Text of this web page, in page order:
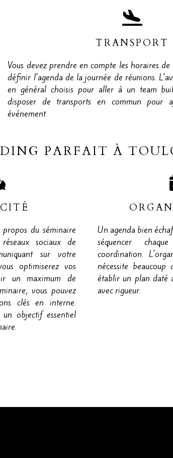
TRANSPORT
Vous devez prendre en compte les horaires
définir l'agenda de la journée de réunions.
en général choisis pour aller à un team
disposer de transports en commun pour
événement.
PARFAIT À
du séminaire
sociaux de
sur votre
optimiserez vos
un maximum de
vous pouvez
clés en interne.
objectif essentiel
Un agenda bien
séquencer
coordination.
nécessite
établir un plan daté
avec rigueur.